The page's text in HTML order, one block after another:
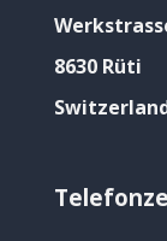
8630 Rüti